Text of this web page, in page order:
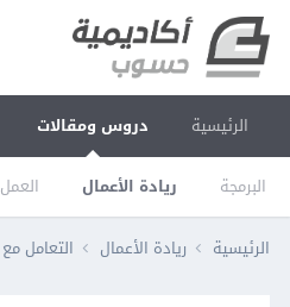
الرئيسية دروس ومقالات
البرمجة ريادة الأعمال
الرئيسية ريادة الأعمال التعامل